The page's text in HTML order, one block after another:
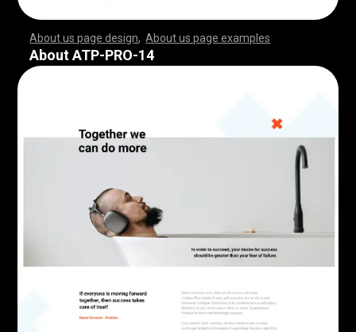
About us page design ,About us page examples
,,,,,,,,,,,,,,,,,,,,,,,, ,,,,,,,,,,,,,,,,,,,,,,,,,,,
,,,,,,,,,,,,,,,,,,,,,,,, ,,,,,,,,,,,,,,,,,,,,,,,,,,,
,,,,,,,,,,,,,,,,,,,,,,,, ,,,,,,,,,,,,,,,,,,,,,,,,,,,
,,,,,,,,,,,,,,,,,,,,,,,, ,,,,,,,,,,,,,,,,,,,,,,,,,,,
,,,,,,,,,,,,,,,,,,,,,,,, ,,,,,,,,,,,,,,,,,,,,,,,,,,,
,,,,,,,,,,,,,,,,,,,,,,,, ,,,,,,,,,,,,,,,,,,,,,,,,,,,
,,,,,,,,,,,,,,,,,,,,,,,, ,,,,,,,,,,,,,,,,,,,,,,,,,,,
,,,,,,,,,,,,,,,,,,,,,,,, ,,,,,,,,,,,,
About ATP-PRO-14